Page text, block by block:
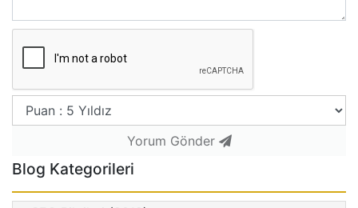
Yorum Gönder
Blog Kategorileri